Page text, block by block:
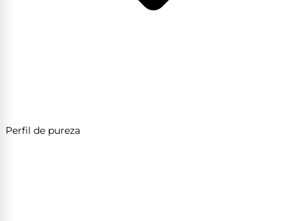
Perfil de pureza